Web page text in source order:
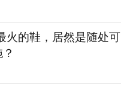
火的鞋，居然是随处可